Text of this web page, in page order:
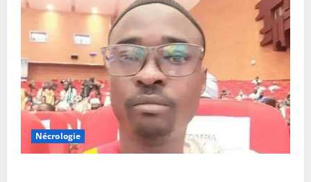
Nécrologie